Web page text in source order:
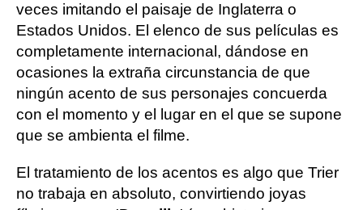
veces imitando el paisaje de Inglaterra o
Estados Unidos. El elenco de sus películas es
completamente internacional, dándose en
ocasiones la extraña circunstancia de que
ningún acento de sus personajes concuerda
con el momento y el lugar en el que se supone
que se ambienta el filme.
El tratamiento de los acentos es algo que Trier
no trabaja en absoluto, convirtiendo joyas